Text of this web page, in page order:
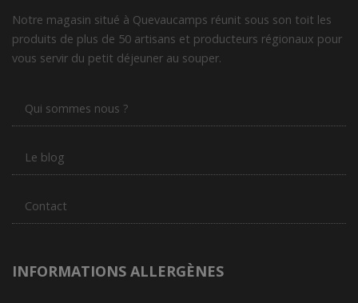
Notre magasin situé à Quevaucamps réunit sous son toit les
produits de plus de 50 artisans et producteurs régionaux pour
vous servir du petit déjeuner au souper.
Qui sommes nous ?
Le blog
Contact
INFORMATIONS ALLERGÈNES